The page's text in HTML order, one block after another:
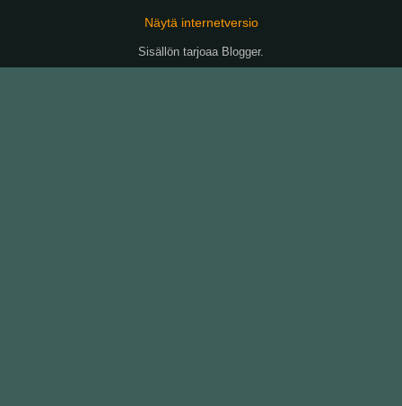
Näytä internetversio
Sisällön tarjoaa Blogger.